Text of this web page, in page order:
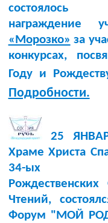
состоялось
награждение
«Морозко» за
конкурсах,
Году и
Подробности.
25
Храме Христа
34-ых
Рождественских
Чтений,
Форум "МОЙ